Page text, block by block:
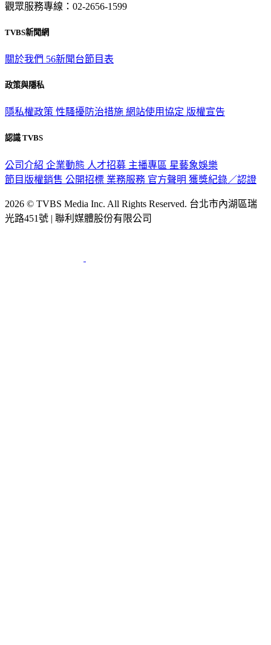
觀眾服務專線：02-2656-1599
TVBS新聞網
關於我們 56新聞台節目表
政策與隱私
隱私權政策 性騷擾防治措施 網站使用協定 版權宣告
認識 TVBS
公司介紹 企業動態 人才招募 主播專區 星藝象娛樂
節目版權銷售 公開招標 業務服務 官方聲明 獲獎紀錄／認證
2026 © TVBS Media Inc. All Rights Reserved. 台北市內湖區瑞
光路451號 | 聯利媒體股份有限公司